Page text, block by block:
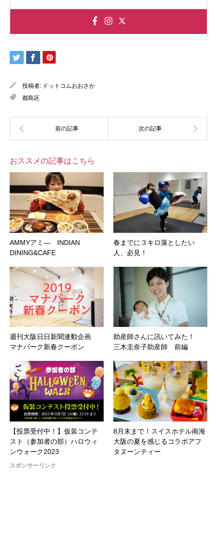
投稿者: ドットコムおおさか
都島区
おススメの記事はこちら
AMMYアミ― INDIAN
DINING&CAFE
春までに３キロ落としたい
人、必見！
週刊大阪日日新聞連動企画
マナパーク新春クーポン
助産師さんに訊いてみた！
三木圭奈子助産師 前編
【投票受付中！】仮装コンテ
スト（参加者の部）ハロウィ
ンウォーク2023
8月末まで！スイスホテル南海
大阪の夏を感じるコラボアフ
タヌーンティー
スポンサーリンク